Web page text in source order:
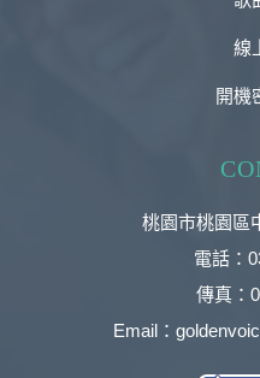
線
開機
桃園市桃園區
電話：
傳真：
Email：